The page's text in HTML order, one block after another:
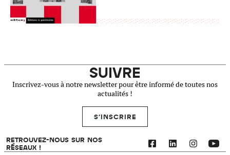
SUIVRE
Inscrivez-vous à notre newsletter pour être informé de toutes nos
actualités !
S'INSCRIRE
RETROUVEZ-NOUS SUR NOS
RÉSEAUX !